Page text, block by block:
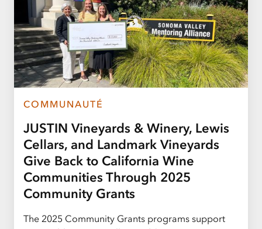
COMMUNAUTÉ
JUSTIN Vineyards & Winery, Lewis
Cellars, and Landmark Vineyards
Give Back to California Wine
Communities Through 2025
Community Grants
The 2025 Community Grants programs support